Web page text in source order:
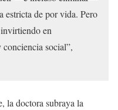
estricta de por vida. Pero
en
social”,
la doctora subraya la